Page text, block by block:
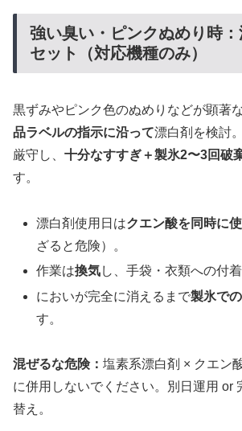
強い臭い・ピンクぬめり時：
セット（対応機種のみ）
黒ずみやピンク色のぬめりなどが顕著
品ラベルの指示に沿って漂白剤を検討
厳守し、 十分なすすぎ＋製氷2〜3回破
す。
漂白剤使用日はクエン酸を同時に
ざると危険）。
作業は換気し、手袋・衣類への付着
においが完全に消えるまで製氷で
す。
混ぜるな危険： 塩素系漂白剤 × クエン
に併用しないでください。別日運用 or
替え。